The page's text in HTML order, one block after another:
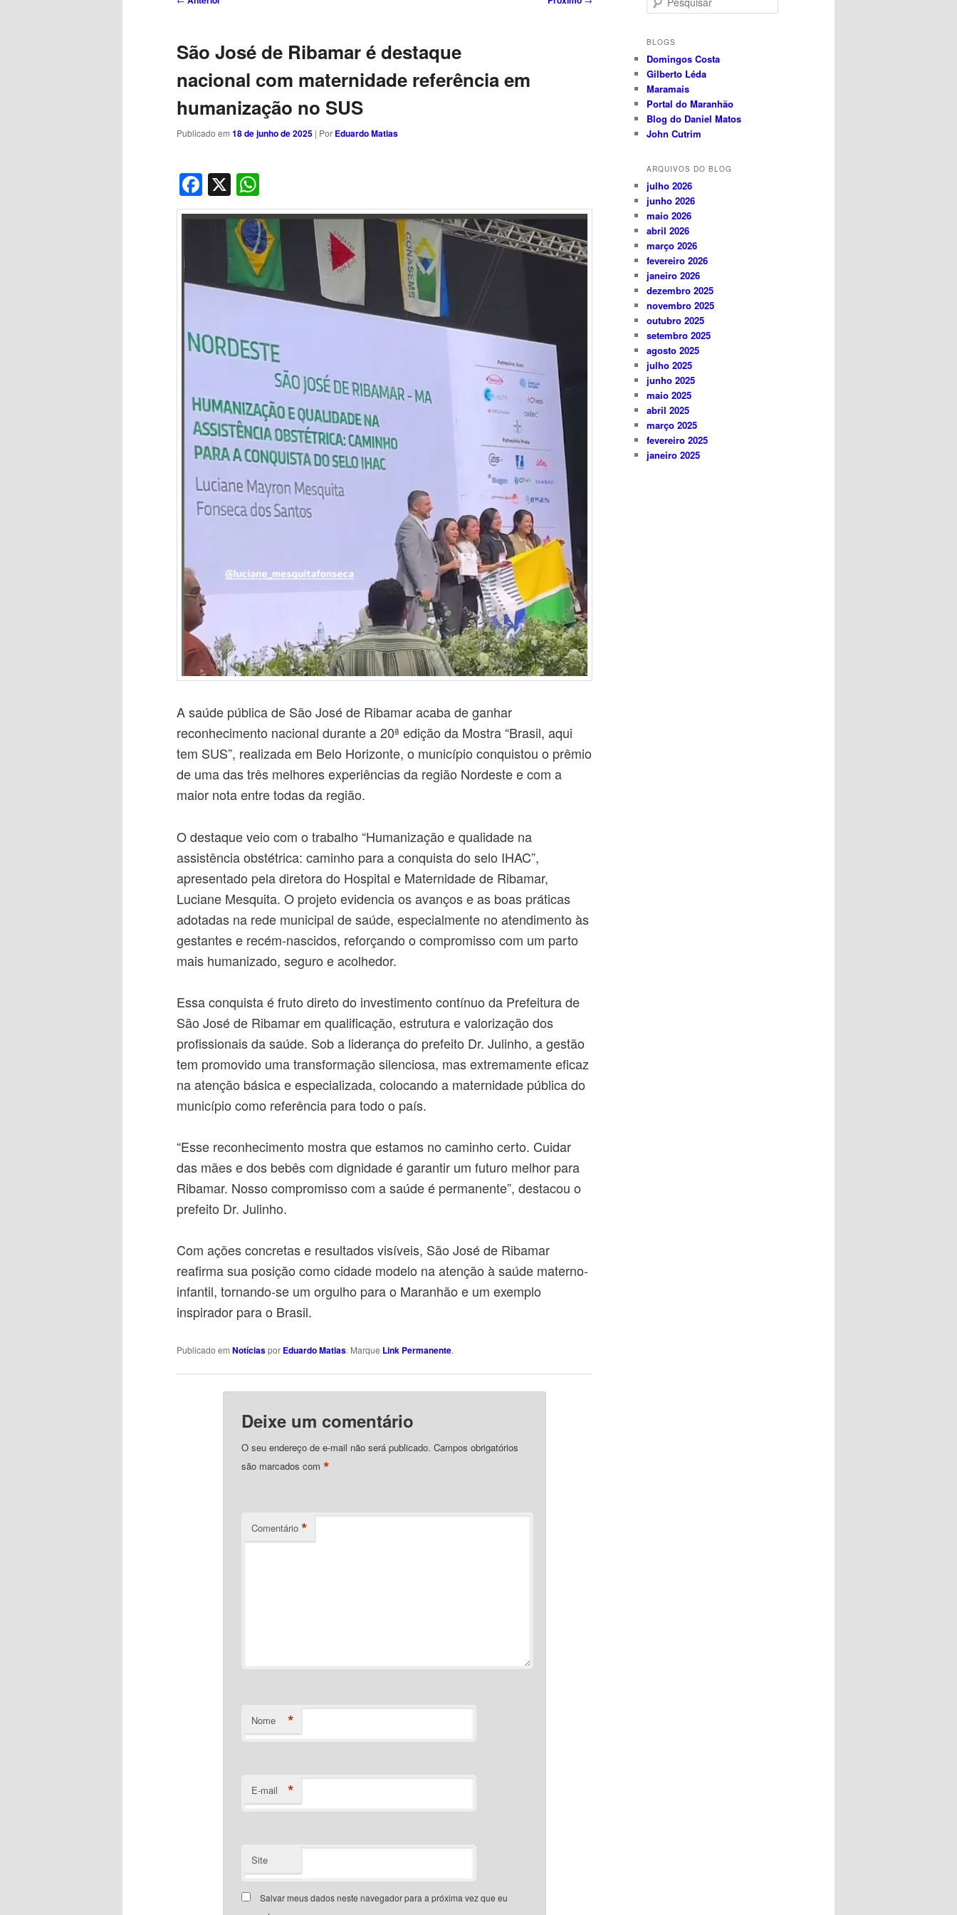
São José de Ribamar é destaque
nacional com maternidade referência em
humanização no SUS
Publicado em 18 de junho de 2025 | Por Eduardo Matias
Facebook
X
A saúde pública de São José de Ribamar acaba de ganhar
reconhecimento nacional durante a 20ª edição da Mostra “Brasil, aqui
tem SUS”, realizada em Belo Horizonte, o município conquistou o prêmio
de uma das três melhores experiências da região Nordeste e com a
maior nota entre todas da região.
O destaque veio com o trabalho “Humanização e qualidade na
assistência obstétrica: caminho para a conquista do selo IHAC”,
apresentado pela diretora do Hospital e Maternidade de Ribamar,
Luciane Mesquita. O projeto evidencia os avanços e as boas práticas
adotadas na rede municipal de saúde, especialmente no atendimento às
gestantes e recém-nascidos, reforçando o compromisso com um parto
mais humanizado, seguro e acolhedor.
Essa conquista é fruto direto do investimento contínuo da Prefeitura de
São José de Ribamar em qualificação, estrutura e valorização dos
profissionais da saúde. Sob a liderança do prefeito Dr. Julinho, a gestão
tem promovido uma transformação silenciosa, mas extremamente eficaz
na atenção básica e especializada, colocando a maternidade pública do
município como referência para todo o país.
“Esse reconhecimento mostra que estamos no caminho certo. Cuidar
das mães e dos bebês com dignidade é garantir um futuro melhor para
Ribamar. Nosso compromisso com a saúde é permanente”, destacou o
prefeito Dr. Julinho.
Com ações concretas e resultados visíveis, São José de Ribamar
reafirma sua posição como cidade modelo na atenção à saúde materno-
infantil, tornando-se um orgulho para o Maranhão e um exemplo
inspirador para o Brasil.
Publicado em Notíciaspor Eduardo Matias. Marque Link Permanente.
Deixe um comentário
O seu endereço de e-mail não será publicado. Campos obrigatórios
são marcados com *
Comentário *
Nome *
E-mail *
Site
Salvar meus dados neste navegador para a próxima vez que eu
e
q
i
s
a
r
BLOGS
Domingos Costa
Gilberto Léda
Maramais
Portal do Maranhão
Blog do Daniel Matos
John Cutrim
ARQUIVOS DO BLOG
julho 2026
junho 2026
maio 2026
abril 2026
março 2026
fevereiro 2026
janeiro 2026
dezembro 2025
novembro 2025
outubro 2025
setembro 2025
agosto 2025
julho 2025
junho 2025
maio 2025
abril 2025
março 2025
fevereiro 2025
janeiro 2025